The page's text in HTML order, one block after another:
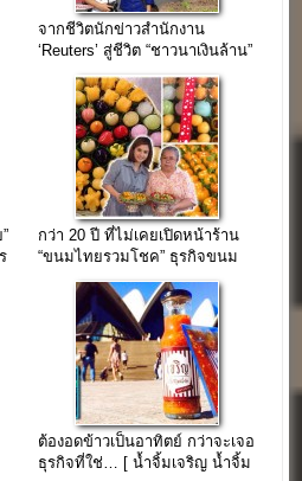
จากชีวิตนักข่าวสำนักงาน
‘Reuters’ สู่ชีวิต “ชาวนาเงินล้าน”
กว่า 20 ปี ที่ไม่เคยเปิดหน้าร้าน
“ขนมไทยรวมโชค” ธุรกิจขนม
ต้องอดข้าวเป็นอาทิตย์ กว่าจะเจอ
ธุรกิจที่ใช่… [ น้ำจิ้มเจริญ น้ำจิ้ม